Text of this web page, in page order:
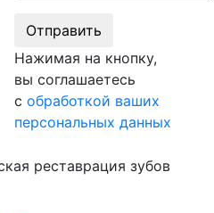
Отправить
Нажимая на кнопку,
вы соглашаетесь
с обработкой ваших
персональных данных
реставрация зубов